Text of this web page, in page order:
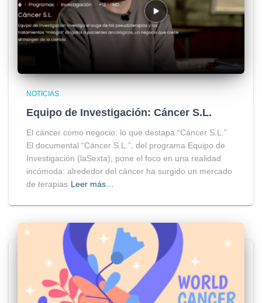
NOTICIAS
Equipo de Investigación: Cáncer S.L.
El cáncer como negocio: lo que destapa “Cáncer S.L.”
El documental “Cáncer S.L.”, del programa Equipo de
Investigación (laSexta), pone el foco en una realidad
incómoda: alrededor del cáncer ha surgido un mercado
de terapias Leer más…